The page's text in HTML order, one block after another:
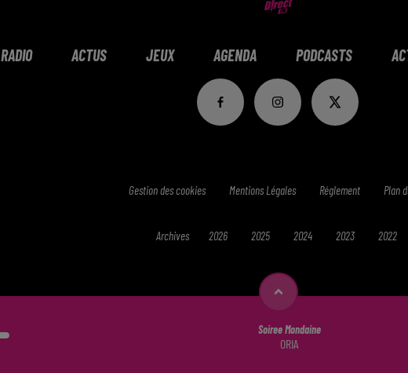
RADIO ACTUS JEUX AGENDA PODCASTS
Soiree Mondaine
ORIA
Gestion des cookies Mentions Légales Réglement Plan
Archives 2026 2025 2024 2023 2022